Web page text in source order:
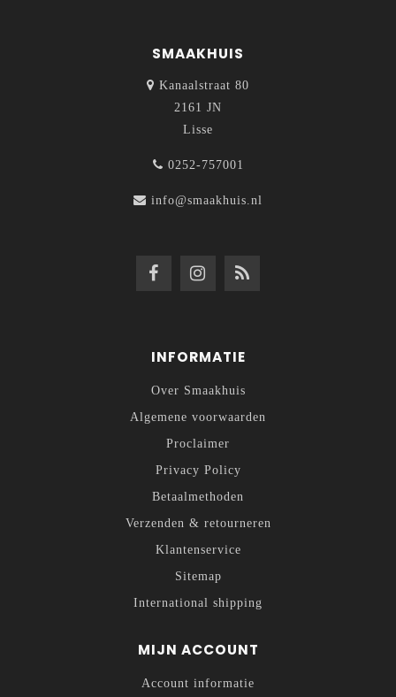
SMAAKHUIS
Kanaalstraat 80
2161 JN
Lisse
0252-757001
info@smaakhuis.nl
INFORMATIE
Over Smaakhuis
Algemene voorwaarden
Proclaimer
Privacy Policy
Betaalmethoden
Verzenden & retourneren
Klantenservice
Sitemap
International shipping
MIJN ACCOUNT
Account informatie